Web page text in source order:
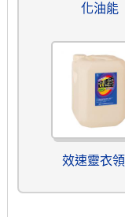
化油能
效速靈衣